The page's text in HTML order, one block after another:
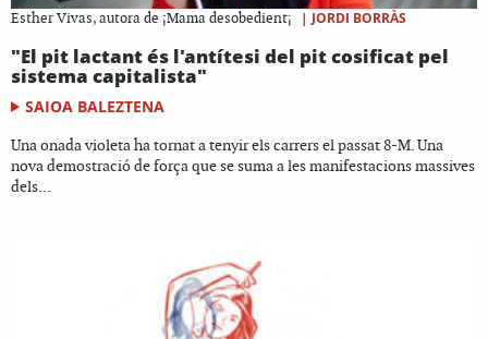
Esther Vivas, autora de ¡Mama desobedient¡ | JORDI BORRÀS
"El pit lactant és l'antítesi del pit cosificat pel
sistema capitalista"
SAIOA BALEZTENA
Una onada violeta ha tornat a tenyir els carrers el passat 8-M. Una
nova demostració de força que se suma a les manifestacions massives
dels...